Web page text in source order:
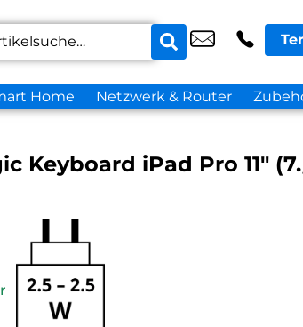
Home Netzwerk & Router
Keyboard iPad Pro 11″